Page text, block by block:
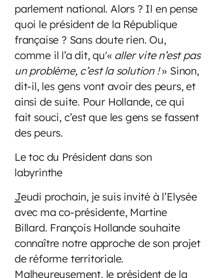
parlement national. Alors ? Il en pense
quoi le président de la République
française ? Sans doute rien. Ou,
comme il l’a dit, qu'« aller vite n’est pas
un problème, c’est la solution !» Sinon,
dit-il, les gens vont avoir des peurs, et
ainsi de suite. Pour Hollande, ce qui
fait souci, c’est que les gens se fassent
des peurs.
Le toc du Président dans son
labyrinthe
Jeudi prochain, je suis invité à l’Elysée
avec ma co-présidente, Martine
Billard. François Hollande souhaite
connaître notre approche de son projet
de réforme territoriale.
Malheureusement, le président de la